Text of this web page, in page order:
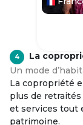
4
La
Un mode
La copropriété
plus de
et services tout
patrimoine.